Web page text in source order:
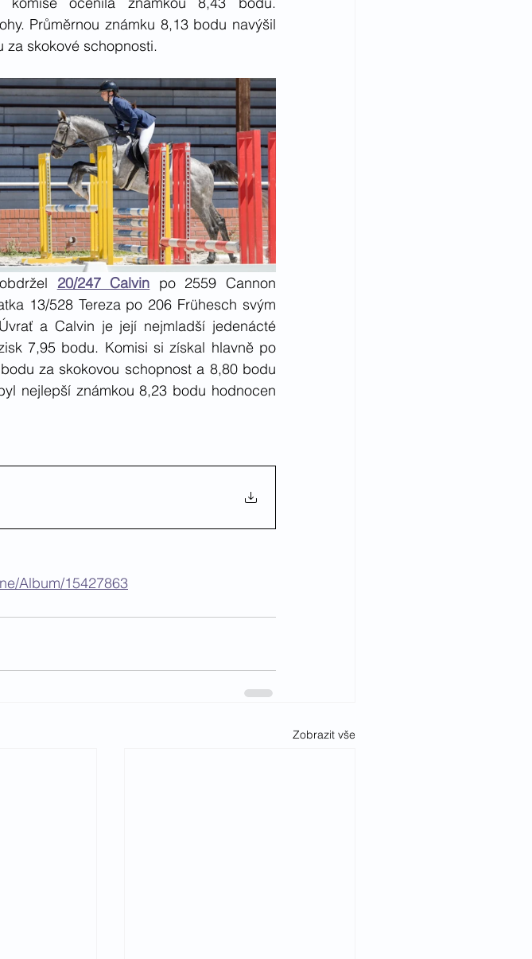
Průměrnou známku 8,13 bodu navýšil
za skokové schopnosti.
20/247 Calvin po 2559 Cannon
13/528 Tereza po 206 Frühesch svým
a Calvin je její nejmladší jedenácté
7,95 bodu. Komisi si získal hlavně po
za skokovou schopnost a 8,80 bodu
nejlepší známkou 8,23 bodu hodnocen
Album/15427863
Zobrazit vše